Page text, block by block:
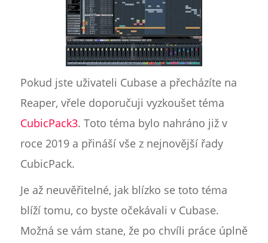
Pokud jste uživateli Cubase a přecházíte na
Reaper, vřele doporučuji vyzkoušet téma
CubicPack3. Toto téma bylo nahráno již v
roce 2019 a přináší vše z nejnovější řady
CubicPack.
Je až neuvěřitelné, jak blízko se toto téma
blíží tomu, co byste očekávali v Cubase.
Možná se vám stane, že po chvíli práce úplně